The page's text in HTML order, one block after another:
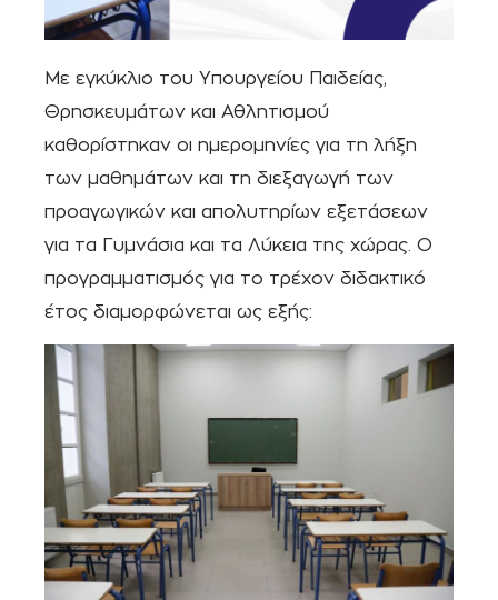
Με εγκύκλιο του Υπουργείου Παιδείας,
Θρησκευμάτων και Αθλητισμού
καθορίστηκαν οι ημερομηνίες για τη λήξη
των μαθημάτων και τη διεξαγωγή των
προαγωγικών και απολυτηρίων εξετάσεων
για τα Γυμνάσια και τα Λύκεια της χώρας. Ο
προγραμματισμός για το τρέχον διδακτικό
έτος διαμορφώνεται ως εξής: